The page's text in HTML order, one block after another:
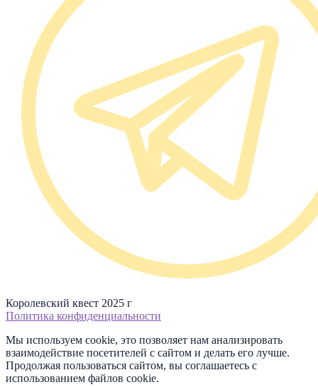
Королевский квест 2025 г
Политика конфиденциальности
Мы используем cookie, это позволяет нам анализировать
взаимодействие посетителей с сайтом и делать его лучше.
Продолжая пользоваться сайтом, вы соглашаетесь с
использованием файлов cookie.